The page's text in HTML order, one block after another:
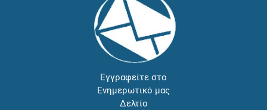
Εγγραφείτε στο
Ενημερωτικό μας
Δελτίο